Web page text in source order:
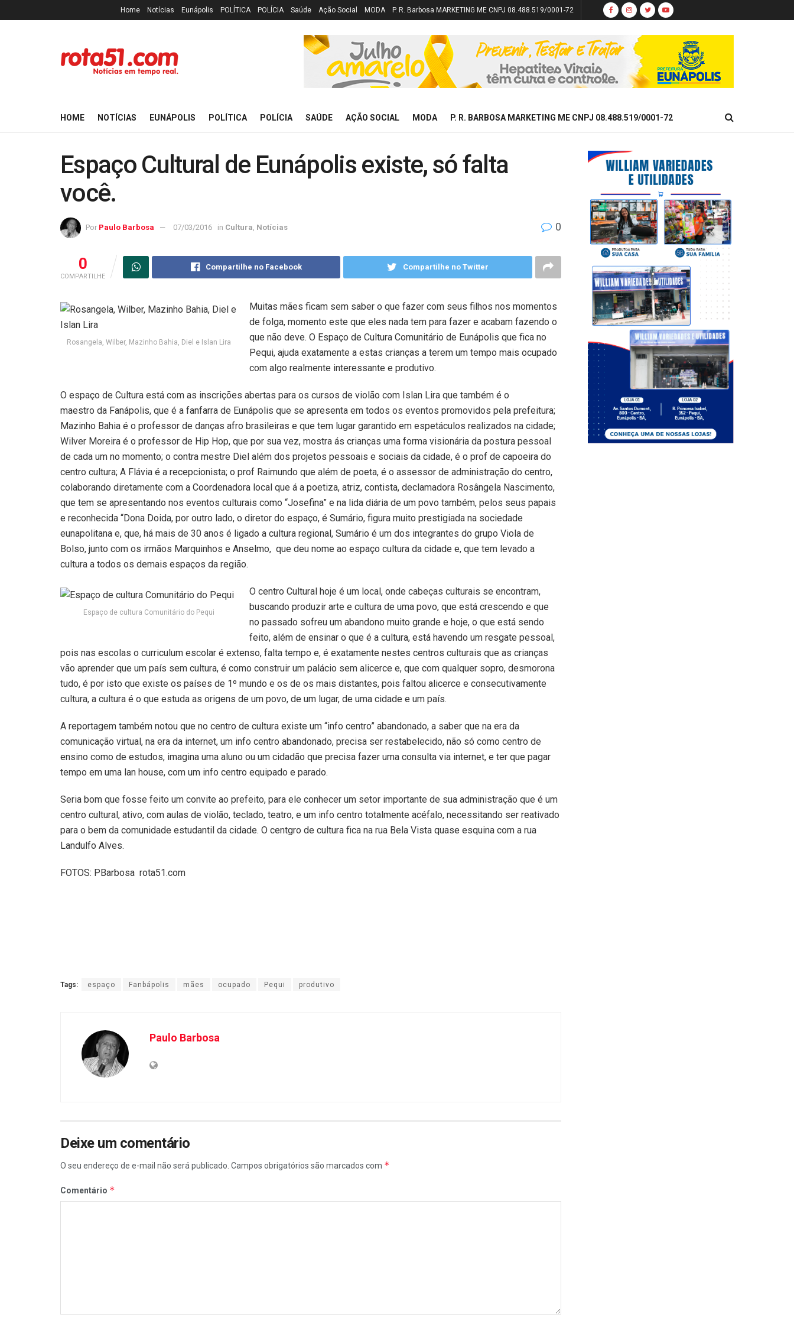
Home Notícias Eunápolis POLÍTICA POLÍCIA Saúde Ação Social MODA P. R. Barbosa MARKETING ME CNPJ 08.488.519/0001-72
HOME NOTÍCIAS EUNÁPOLIS POLÍTICA POLÍCIA SAÚDE AÇÃO SOCIAL MODA P. R. BARBOSA MARKETING ME CNPJ 08.488.519/0001-72
Espaço Cultural de Eunápolis existe, só falta
você.
Por Paulo Barbosa 07/03/2016 in Cultura Notícias 0
0
COMPARTILHE
Compartilhe no Facebook Compartilhe no Twitter
Rosangela, Wilber, Mazinho Bahia, Diel e Islan Lira
Muitas mães ficam sem saber o que fazer com seus filhos nos momentos
de folga, momento este que eles nada tem para fazer e acabam fazendo o
que não deve. O Espaço de Cultura Comunitário de Eunápolis que fica no
Pequi, ajuda exatamente a estas crianças a terem um tempo mais ocupado
com algo realmente interessante e produtivo.
O espaço de Cultura está com as inscrições abertas para os cursos de violão com Islan Lira que também é o
maestro da Fanápolis, que é a fanfarra de Eunápolis que se apresenta em todos os eventos promovidos pela prefeitura;
Mazinho Bahia é o professor de danças afro brasileiras e que tem lugar garantido em espetáculos realizados na cidade;
Wilver Moreira é o professor de Hip Hop, que por sua vez, mostra ás crianças uma forma visionária da postura pessoal
de cada um no momento; o contra mestre Diel além dos projetos pessoais e sociais da cidade, é o prof de capoeira do
centro cultura; A Flávia é a recepcionista; o prof Raimundo que além de poeta, é o assessor de administração do centro,
colaborando diretamente com a Coordenadora local que á a poetiza, atriz, contista, declamadora Rosângela Nascimento,
que tem se apresentando nos eventos culturais como “Josefina” e na lida diária de um povo também, pelos seus papais
e reconhecida “Dona Doida, por outro lado, o diretor do espaço, é Sumário, figura muito prestigiada na sociedade
eunapolitana e, que, há mais de 30 anos é ligado a cultura regional, Sumário é um dos integrantes do grupo Viola de
Bolso, junto com os irmãos Marquinhos e Anselmo, que deu nome ao espaço cultura da cidade e, que tem levado a
cultura a todos os demais espaços da região.
Espaço de cultura Comunitário do Pequi
O centro Cultural hoje é um local, onde cabeças culturais se encontram,
buscando produzir arte e cultura de uma povo, que está crescendo e que
no passado sofreu um abandono muito grande e hoje, o que está sendo
feito, além de ensinar o que é a cultura, está havendo um resgate pessoal,
pois nas escolas o curriculum escolar é extenso, falta tempo e, é exatamente nestes centros culturais que as crianças
vão aprender que um país sem cultura, é como construir um palácio sem alicerce e, que com qualquer sopro, desmorona
tudo, é por isto que existe os países de 1º mundo e os de os mais distantes, pois faltou alicerce e consecutivamente
cultura, a cultura é o que estuda as origens de um povo, de um lugar, de uma cidade e um país.
A reportagem também notou que no centro de cultura existe um “info centro” abandonado, a saber que na era da
comunicação virtual, na era da internet, um info centro abandonado, precisa ser restabelecido, não só como centro de
ensino como de estudos, imagina uma aluno ou um cidadão que precisa fazer uma consulta via internet, e ter que pagar
tempo em uma lan house, com um info centro equipado e parado.
Seria bom que fosse feito um convite ao prefeito, para ele conhecer um setor importante de sua administração que é um
centro cultural, ativo, com aulas de violão, teclado, teatro, e um info centro totalmente acéfalo, necessitando ser reativado
para o bem da comunidade estudantil da cidade. O centgro de cultura fica na rua Bela Vista quase esquina com a rua
Landulfo Alves.
FOTOS: PBarbosa rota51.com
Tags: espaço Fanbápolis mães ocupado Pequi produtivo
Paulo Barbosa
Deixe um comentário
O seu endereço de e-mail não será publicado. Campos obrigatórios são marcados com *
Comentário *